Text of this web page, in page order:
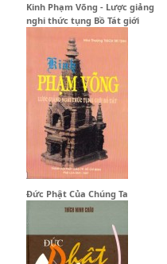
Kinh Phạm Võng - Lược giảng
nghi thức tụng Bồ Tát giới
Đức Phật Của Chúng Ta